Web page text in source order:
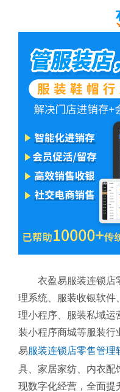
衣盈易服装连锁店
理系统、服装收银软件
理小程序、服装私域运
装小程序商城等服装行
易服装连锁店零售管理
具、家居家纺、内衣配
现数字化经营，全面提